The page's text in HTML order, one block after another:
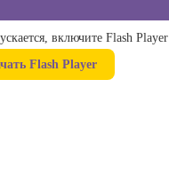
включите Flash Player
Flash Player